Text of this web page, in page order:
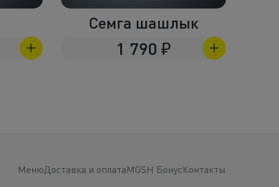
Семга шашлык
1 790 ₽
МенюДоставка и оплатаMGSH БонусКонтакты